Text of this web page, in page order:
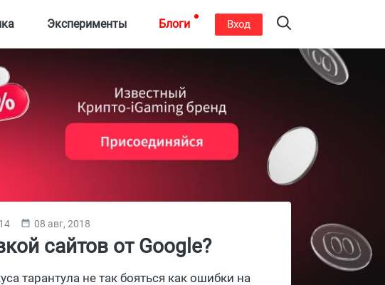
Эксперименты Блоги Вход
08 авг, 2018
сайтов от Google?
тарантула не так бояться как ошибки на